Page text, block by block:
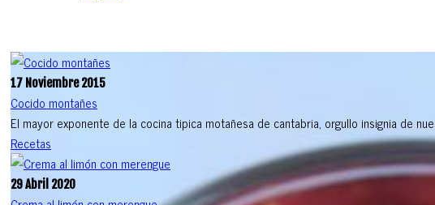
17 Noviembre 2015
Cocido montañes
El mayor exponente de la cocina tipica motañesa de cantabria, orgullo insignia de
Recetas
29 Abril 2020